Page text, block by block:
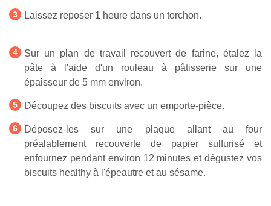
Laissez reposer 1 heure dans un torchon.
Sur un plan de travail recouvert de farine, étalez la
pâte à l'aide d'un rouleau à pâtisserie sur une
épaisseur de 5 mm environ.
Découpez des biscuits avec un emporte-pièce.
Déposez-les sur une plaque allant au four
préalablement recouverte de papier sulfurisé et
enfournez pendant environ 12 minutes et dégustez vos
biscuits healthy à l'épeautre et au sésame.